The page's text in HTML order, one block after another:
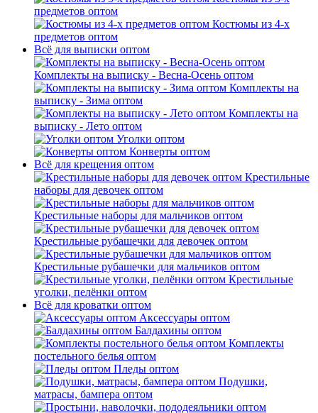
предметов оптом
Костюмы из 4-х
предметов оптом
Всё для выписки оптом
Комплекты на выписку - Весна-Осень оптом
Комплекты на
выписку - Зима оптом
Комплекты на
выписку - Лето оптом
Уголки оптом
Конверты оптом
Всё для крещения оптом
Крестильные
наборы для девочек оптом
Крестильные наборы для мальчиков оптом
Крестильные рубашечки для девочек оптом
Крестильные рубашечки для мальчиков оптом
Крестильные
уголки, пелёнки оптом
Всё для кроватки оптом
Аксессуары оптом
Балдахины оптом
Комплекты
постельного белья оптом
Пледы оптом
Подушки,
матрасы, бампера оптом